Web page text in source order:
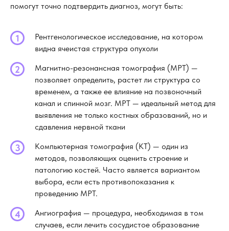
помогут точно подтвердить диагноз, могут быть:
Рентгенологическое исследование, на котором
видна ячеистая структура опухоли
Магнитно-резонансная томография (МРТ) —
позволяет определить, растет ли структура со
временем, а также ее влияние на позвоночный
канал и спинной мозг. МРТ — идеальный метод для
выявления не только костных образований, но и
сдавления нервной ткани
Компьютерная томография (КТ) — один из
методов, позволяющих оценить строение и
патологию костей. Часто является вариантом
выбора, если есть противопоказания к
проведению МРТ.
Ангиография — процедура, необходимая в том
случаев, если лечить сосудистое образование